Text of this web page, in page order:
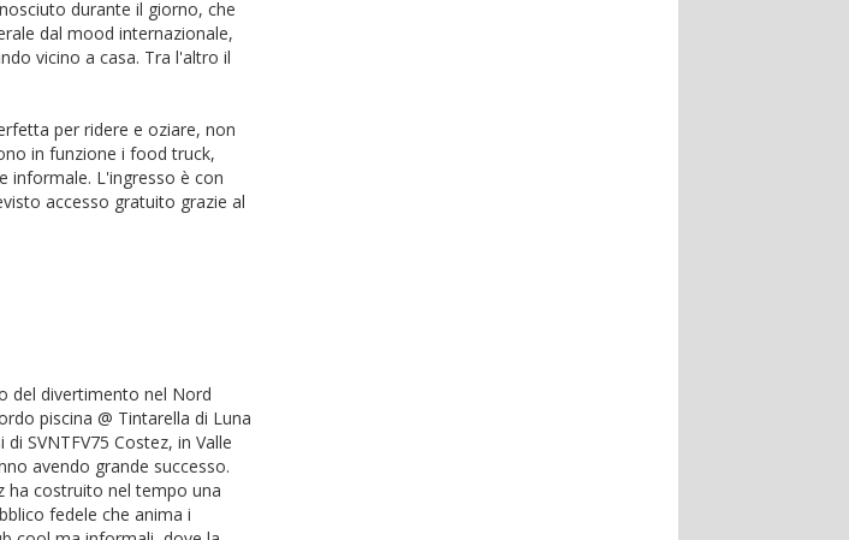
durante il giorno, che
dal mood internazionale,
vicino a casa. Tra l'altro il
per ridere e oziare, non
in funzione i food truck,
informale. L'ingresso è con
accesso gratuito grazie al
del divertimento nel Nord
piscina @ Tintarella di Luna
SVNTFV75 Costez, in Valle
avendo grande successo.
ha costruito nel tempo una
fedele che anima i